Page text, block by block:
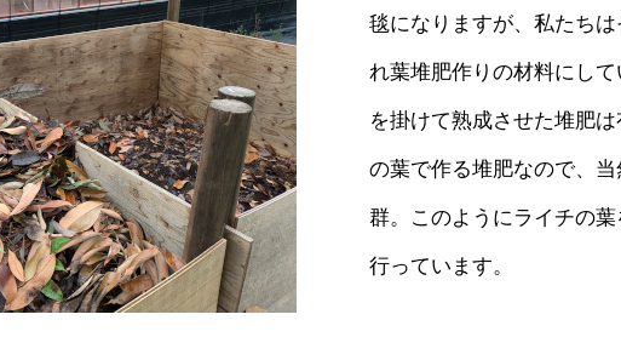
毯になりますが、私たち
れ葉堆肥作りの材料にし
を掛けて熟成させた堆肥
の葉で作る堆肥なので、
群。このようにライチの
行っています。